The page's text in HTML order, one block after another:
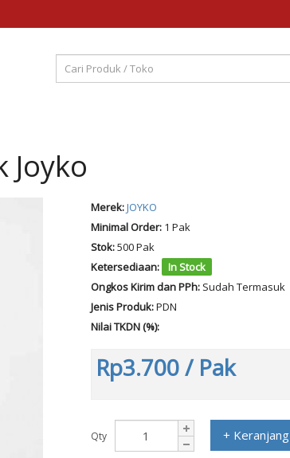
Joyko
Merek:JOYKO
Minimal Order:1 Pak
Stok:500 Pak
Ketersediaan:
In Stock
Ongkos Kirim dan PPh: Sudah Termasuk
Jenis Produk:PDN
Nilai TKDN (%):
Rp3.700/ Pak
Qty + Keranjang